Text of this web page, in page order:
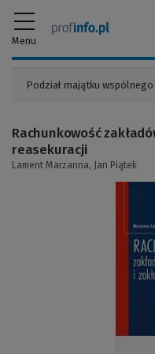
Menu
Rachunkowość
reasekuracji
Lament Marzanna, Jan Piątek